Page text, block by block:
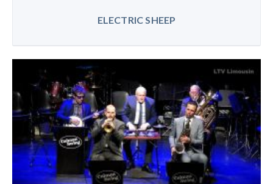
ELECTRIC SHEEP